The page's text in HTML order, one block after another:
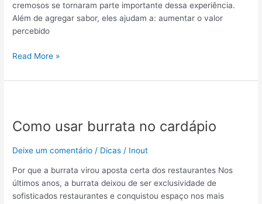
cremosos se tornaram parte importante dessa experiência.
Além de agregar sabor, eles ajudam a: aumentar o valor
percebido
Read More »
Como usar burrata no cardápio
Deixe um comentário / Dicas / Inout
Por que a burrata virou aposta certa dos restaurantes Nos
últimos anos, a burrata deixou de ser exclusividade de
sofisticados restaurantes e conquistou espaço nos mais
burrata
cardápio